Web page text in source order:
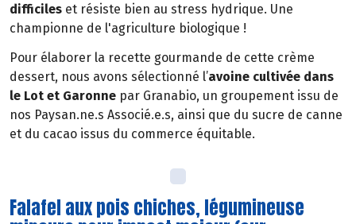
difficiles et résiste bien au stress hydrique. Une
championne de l'agriculture biologique !
Pour élaborer la recette gourmande de cette crème
dessert, nous avons sélectionné l’avoine cultivée dans
le Lot et Garonne par Granabio, un groupement issu de
nos Paysan.ne.s Associé.e.s, ainsi que du sucre de canne
et du cacao issus du commerce équitable.
Falafel aux pois chiches, légumineuse